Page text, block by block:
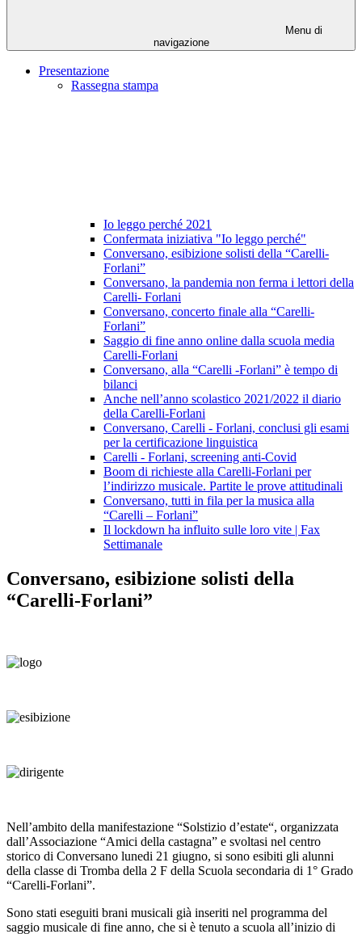
Menu di
navigazione
Presentazione
Rassegna stampa
Io leggo perché 2021
Confermata iniziativa "Io leggo perché"
Conversano, esibizione solisti della “Carelli-
Forlani”
Conversano, la pandemia non ferma i lettori della
Carelli- Forlani
Conversano, concerto finale alla “Carelli-
Forlani”
Saggio di fine anno online dalla scuola media
Carelli-Forlani
Conversano, alla “Carelli -Forlani” è tempo di
bilanci
Anche nell’anno scolastico 2021/2022 il diario
della Carelli-Forlani
Conversano, Carelli - Forlani, conclusi gli esami
per la certificazione linguistica
Carelli - Forlani, screening anti-Covid
Boom di richieste alla Carelli-Forlani per
l’indirizzo musicale. Partite le prove attitudinali
Conversano, tutti in fila per la musica alla
“Carelli – Forlani”
Il lockdown ha influito sulle loro vite | Fax
Settimanale
Conversano, esibizione solisti della
“Carelli-Forlani”
Nell’ambito della manifestazione “Solstizio d’estate“, organizzata
dall’Associazione “Amici della castagna” e svoltasi nel centro
storico di Conversano lunedi 21 giugno, si sono esibiti gli alunni
della classe di Tromba della 2 F della Scuola secondaria di 1° Grado
“Carelli-Forlani”.
Sono stati eseguiti brani musicali già inseriti nel programma del
saggio musicale di fine anno, che si è tenuto a scuola all’inizio di